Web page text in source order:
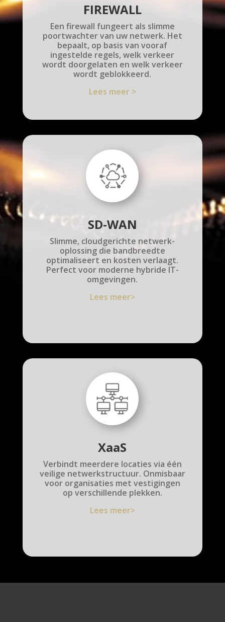
FIREWALL
Een firewall fungeert als slimme
poortwachter van uw netwerk. Het
bepaalt, op basis van vooraf
ingestelde regels, welk verkeer
wordt doorgelaten en welk verkeer
wordt geblokkeerd.
Lees meer >
SD-WAN
Slimme, cloudgerichte netwerk-
oplossing die bandbreedte
optimaliseert en kosten verlaagt.
Perfect voor moderne hybride IT-
omgevingen.
Lees meer>
XaaS
Verbindt meerdere locaties via één
veilige netwerkstructuur. Onmisbaar
voor organisaties met vestigingen
op verschillende plekken.
Lees meer>